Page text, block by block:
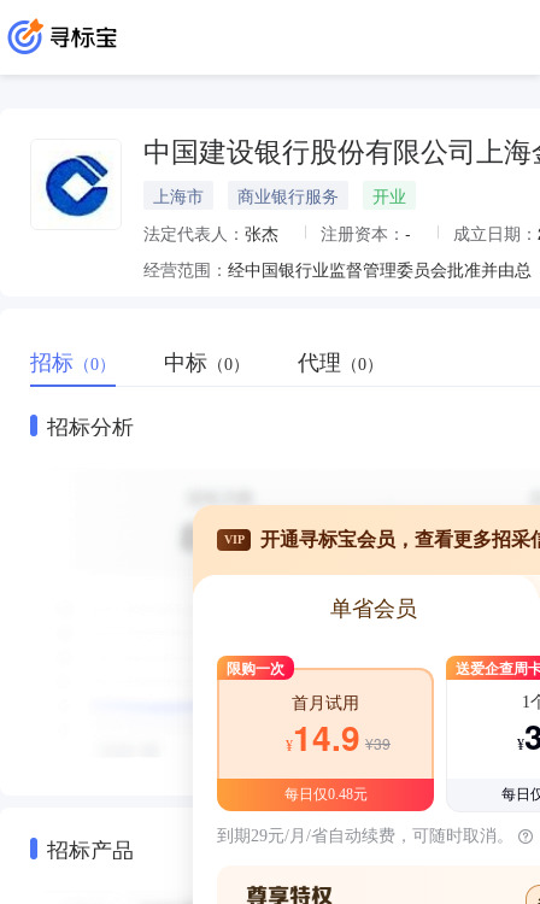
中国建设银行股份有限公司上
上海市 商业银行服务
开业
法定代表人： 张杰 注册资本： - 成立日期：
经营范围：
招标 （0） 中标 （0） 代理 （0）
招标分析
招标产品
VIP 开通寻标宝会员，查看更多招采
单省会员
限购一次
首月试用
¥14.9 ¥39
每日仅0.48元
送爱企查周
1
¥
每日
到期29元/月/省自动续费，可随时取消。